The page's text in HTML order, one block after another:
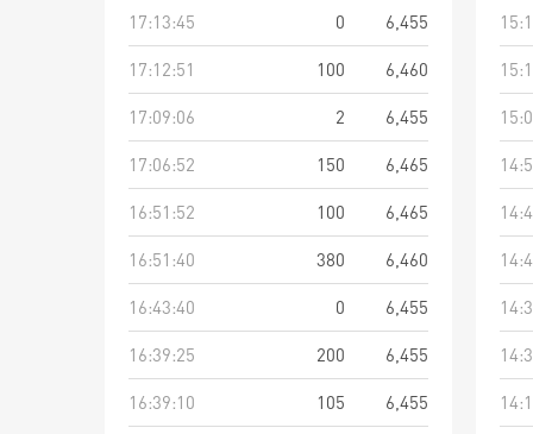
17:13:45
0
6,455
17:12:51
100
6,460
17:09:06
2
6,455
17:06:52
150
6,465
16:51:52
100
6,465
16:51:40
380
6,460
16:43:40
0
6,455
16:39:25
200
6,455
16:39:10
105
6,455